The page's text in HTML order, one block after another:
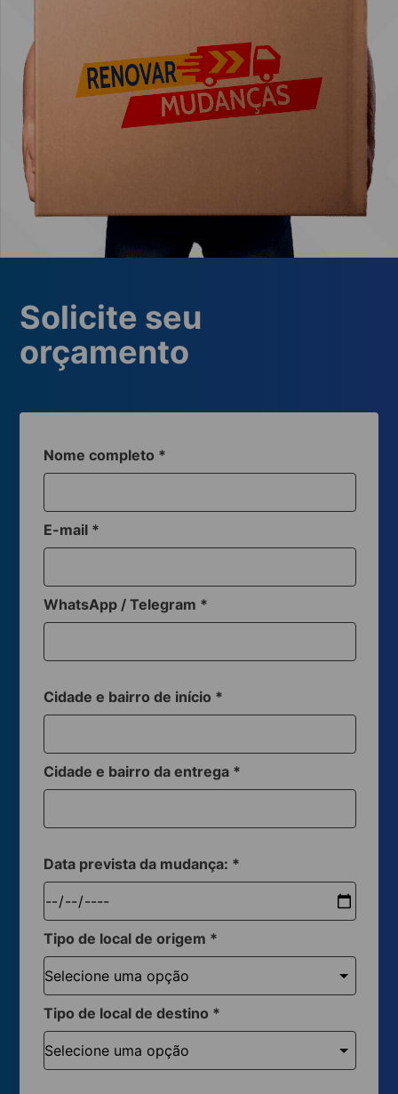
Solicite seu
orçamento
Nome completo *
E-mail *
WhatsApp / Telegram *
Cidade e bairro de início *
Cidade e bairro da entrega *
Data prevista da mudança: *
Tipo de local de origem *
Tipo de local de destino *